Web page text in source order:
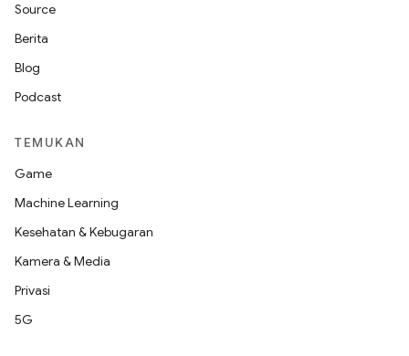
Source
Berita
Blog
Podcast
TEMUKAN
Game
Machine Learning
Kesehatan & Kebugaran
Kamera & Media
Privasi
5G